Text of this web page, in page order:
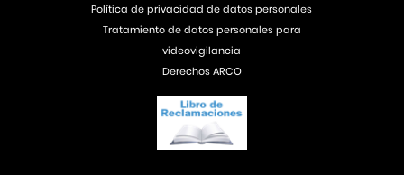
Política de privacidad de datos personales
Tratamiento de datos personales para
videovigilancia
Derechos ARCO